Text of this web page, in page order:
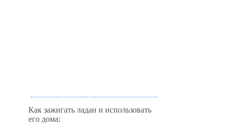
Как зажигать ладан и использовать
его дома: